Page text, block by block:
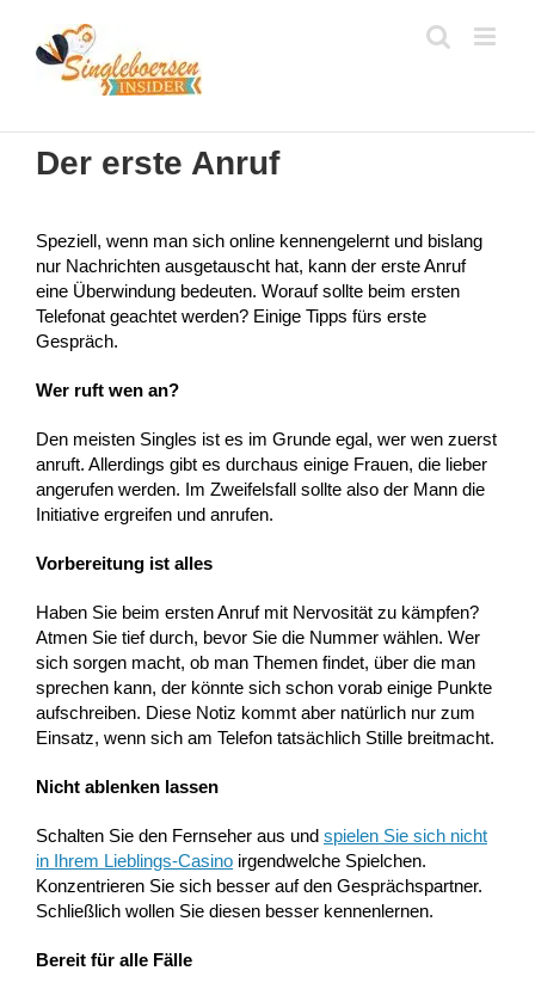
springen
Der erste Anruf
Speziell, wenn man sich online kennengelernt und bislang
nur Nachrichten ausgetauscht hat, kann der erste Anruf
eine Überwindung bedeuten. Worauf sollte beim ersten
Telefonat geachtet werden? Einige Tipps fürs erste
Gespräch.
Wer ruft wen an?
Den meisten Singles ist es im Grunde egal, wer wen zuerst
anruft. Allerdings gibt es durchaus einige Frauen, die lieber
angerufen werden. Im Zweifelsfall sollte also der Mann die
Initiative ergreifen und anrufen.
Vorbereitung ist alles
Haben Sie beim ersten Anruf mit Nervosität zu kämpfen?
Atmen Sie tief durch, bevor Sie die Nummer wählen. Wer
sich sorgen macht, ob man Themen findet, über die man
sprechen kann, der könnte sich schon vorab einige Punkte
aufschreiben. Diese Notiz kommt aber natürlich nur zum
Einsatz, wenn sich am Telefon tatsächlich Stille breitmacht.
Nicht ablenken lassen
Schalten Sie den Fernseher aus und spielen Sie sich nicht
in Ihrem Lieblings-Casino irgendwelche Spielchen.
Konzentrieren Sie sich besser auf den Gesprächspartner.
Schließlich wollen Sie diesen besser kennenlernen.
Bereit für alle Fälle